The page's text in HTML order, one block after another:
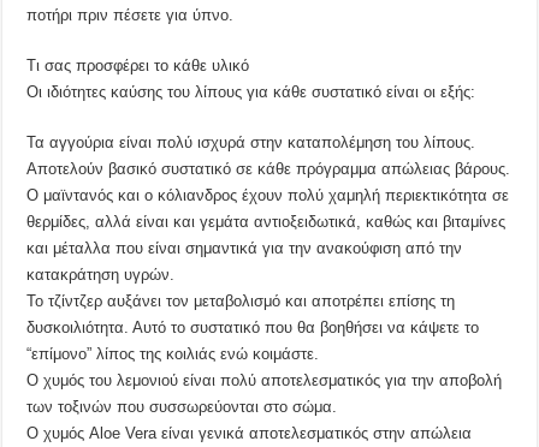
ποτήρι πριν πέσετε για ύπνο.
Τι σας προσφέρει το κάθε υλικό
Οι ιδιότητες καύσης του λίπους για κάθε συστατικό είναι οι εξής:
Τα αγγούρια είναι πολύ ισχυρά στην καταπολέμηση του λίπους.
Αποτελούν βασικό συστατικό σε κάθε πρόγραμμα απώλειας βάρους.
Ο μαϊντανός και ο κόλιανδρος έχουν πολύ χαμηλή περιεκτικότητα σε
θερμίδες, αλλά είναι και γεμάτα αντιοξειδωτικά, καθώς και βιταμίνες
και μέταλλα που είναι σημαντικά για την ανακούφιση από την
κατακράτηση υγρών.
Το τζίντζερ αυξάνει τον μεταβολισμό και αποτρέπει επίσης τη
δυσκοιλιότητα. Αυτό το συστατικό που θα βοηθήσει να κάψετε το
“επίμονο” λίπος της κοιλιάς ενώ κοιμάστε.
Ο χυμός του λεμονιού είναι πολύ αποτελεσματικός για την αποβολή
των τοξινών που συσσωρεύονται στο σώμα.
Ο χυμός Aloe Vera είναι γενικά αποτελεσματικός στην απώλεια